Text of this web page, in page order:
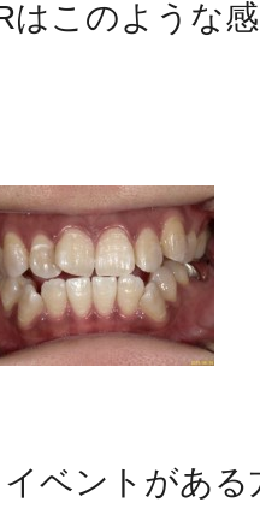
このような
ベントがある